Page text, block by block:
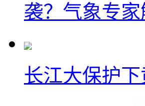
袭？气象专家
长江大保护